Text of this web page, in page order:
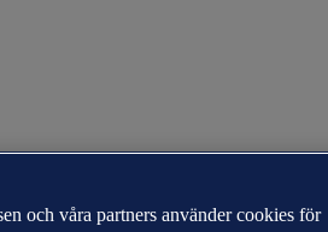
och våra partners använder cookies för